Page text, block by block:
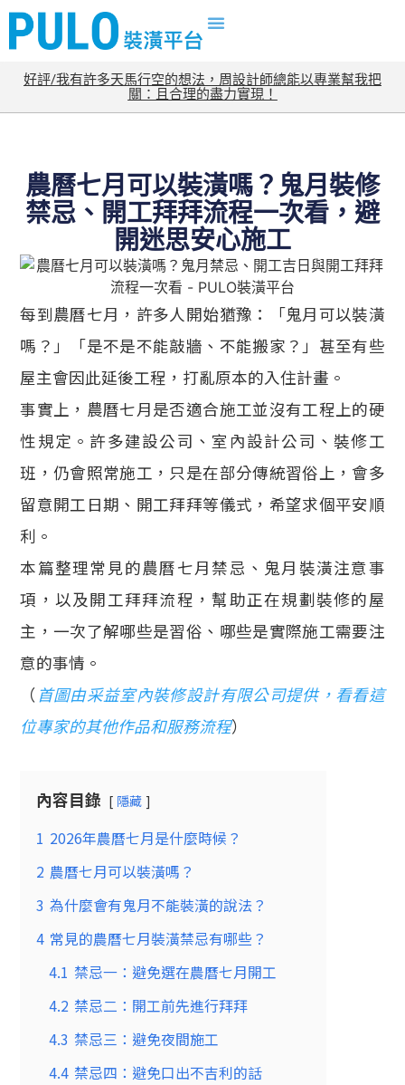
好評/我有許多天馬行空的想法，周設計師總能以專業幫我把
關：且合理的盡力實現！
農曆七月可以裝潢嗎？鬼月裝修
禁忌、開工拜拜流程一次看，避
開迷思安心施工
每到農曆七月，許多人開始猶豫：「鬼月可以裝潢
嗎？」「是不是不能敲牆、不能搬家？」甚至有些
屋主會因此延後工程，打亂原本的入住計畫。
事實上，農曆七月是否適合施工並沒有工程上的硬
性規定。許多建設公司、室內設計公司、裝修工
班，仍會照常施工，只是在部分傳統習俗上，會多
留意開工日期、開工拜拜等儀式，希望求個平安順
利。
本篇整理常見的農曆七月禁忌、鬼月裝潢注意事
項，以及開工拜拜流程，幫助正在規劃裝修的屋
主，一次了解哪些是習俗、哪些是實際施工需要注
意的事情。
（ 首圖由采益室內裝修設計有限公司提供，看看這
位專家的其他作品和服務流程）
內容目錄 隱藏
1 2026年農曆七月是什麼時候？
2 農曆七月可以裝潢嗎？
3 為什麼會有鬼月不能裝潢的說法？
4 常見的農曆七月裝潢禁忌有哪些？
4.1 禁忌一：避免選在農曆七月開工
4.2 禁忌二：開工前先進行拜拜
4.3 禁忌三：避免夜間施工
4.4 禁忌四：避免口出不吉利的話